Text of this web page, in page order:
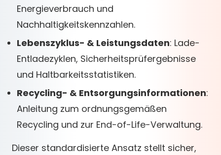
Energieverbrauch und
Nachhaltigkeitskennzahlen.
Lebenszyklus- & Leistungsdaten: Lade-
Entladezyklen, Sicherheitsprüfergebnisse
und Haltbarkeitsstatistiken.
Recycling- & Entsorgungsinformationen:
Anleitung zum ordnungsgemäßen
Recycling und zur End-of-Life-Verwaltung.
Dieser standardisierte Ansatz stellt sicher,